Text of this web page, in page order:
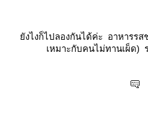
งไงก็ไปลองกันได้ค่ะ อาหารรส
เหมาะกับคนไม่ทานเผ็ด)